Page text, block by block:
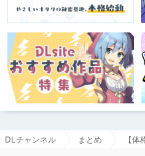
DLチャンネル まとめ 【